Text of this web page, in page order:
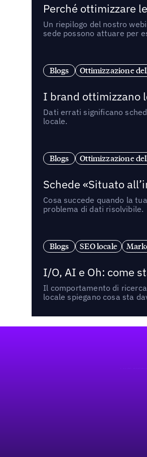
Perché ottimizzare
Un riepilogo del nostro
sede possono attuare per
Blogs Ottimizzazione
I brand ottimizzano
Dati errati significano
locale.
Blogs Ottimizzazione
Schede «Situato
Cosa succede quando la
problema di dati risolvibile.
Blogs SEO locale
I/O, AI e Oh: come
Il comportamento di
locale spiegano cosa sta